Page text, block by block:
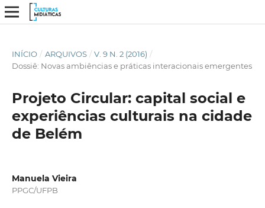
INÍCIO / ARQUIVOS / V. 9 N. 2 (2016) /
Dossiê: Novas ambiências e práticas interacionais emergentes
Projeto Circular: capital social e
experiências culturais na cidade
de Belém
Manuela Vieira
PPGC/UFPB